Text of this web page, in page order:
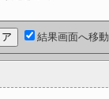
結果画面へ移動